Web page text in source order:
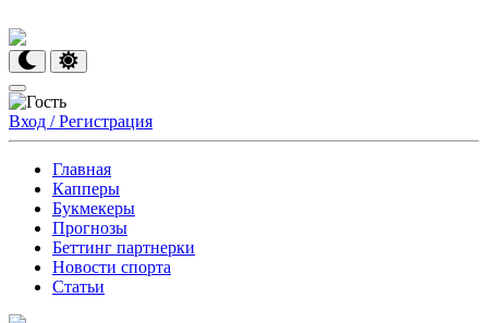
Вход / Регистрация
Главная
Капперы
Букмекеры
Прогнозы
Беттинг партнерки
Новости спорта
Статьи